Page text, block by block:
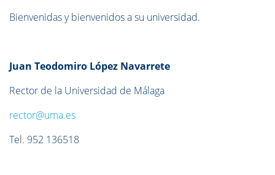
Bienvenidas y bienvenidos a su universidad.
Juan Teodomiro López Navarrete
Rector de la Universidad de Málaga
rector@uma.es
Tel. 952 136518